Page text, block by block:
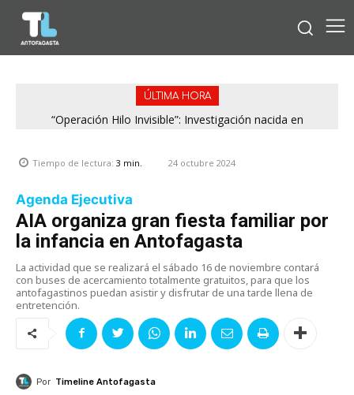
ÚLTIMA HORA
“Operación Hilo Invisible”: Investigación nacida en
Tiempo de lectura: 3 min. 24 octubre 2024
Agenda Ejecutiva
AIA organiza gran fiesta familiar por
la infancia en Antofagasta
La actividad que se realizará el sábado 16 de noviembre contará
con buses de acercamiento totalmente gratuitos, para que los
antofagastinos puedan asistir y disfrutar de una tarde llena de
entretención.
Por Timeline Antofagasta